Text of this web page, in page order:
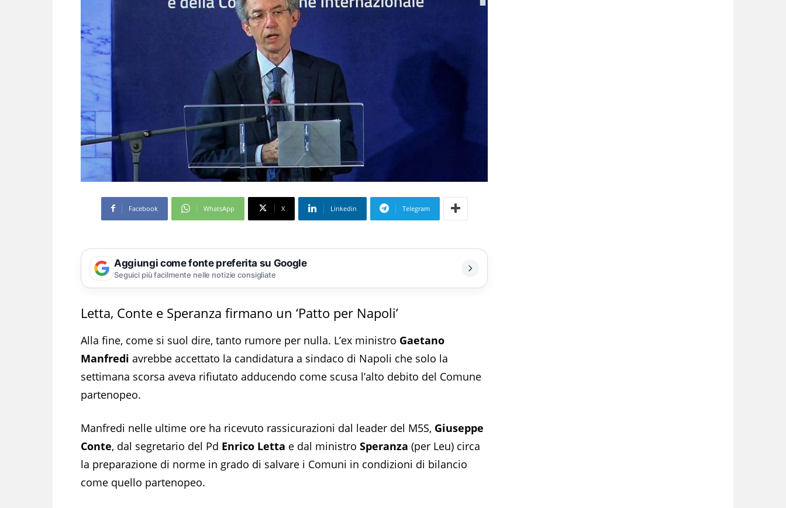
Facebook WhatsApp X Linkedin Telegram
Aggiungi come fonte preferita su Google
Seguici più facilmente nelle notizie consigliate
Letta, Conte e Speranza firmano un ‘Patto per Napoli’
Alla fine, come si suol dire, tanto rumore per nulla. L’ex ministro Gaetano
Manfredi avrebbe accettato la candidatura a sindaco di Napoli che solo la
settimana scorsa aveva rifiutato adducendo come scusa l’alto debito del Comune
partenopeo.
Manfredi nelle ultime ore ha ricevuto rassicurazioni dal leader del M5S, Giuseppe
Conte, dal segretario del Pd Enrico Letta e dal ministro Speranza (per Leu) circa
la preparazione di norme in grado di salvare i Comuni in condizioni di bilancio
come quello partenopeo.